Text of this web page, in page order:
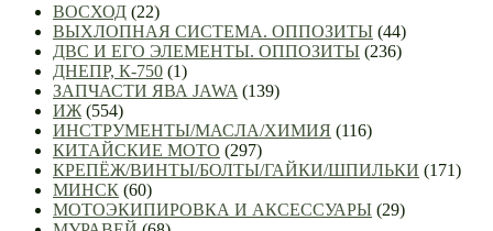
ВОСХОД (22)
ВЫХЛОПНАЯ СИСТЕМА. ОППОЗИТЫ (44)
ДВС И ЕГО ЭЛЕМЕНТЫ. ОППОЗИТЫ (236)
ДНЕПР, К-750 (1)
ЗАПЧАСТИ ЯВА JAWA (139)
ИЖ (554)
ИНСТРУМЕНТЫ/МАСЛА/ХИМИЯ (116)
КИТАЙСКИЕ МОТО (297)
КРЕПЁЖ/ВИНТЫ/БОЛТЫ/ГАЙКИ/ШПИЛЬКИ (171)
МИНСК (60)
МОТОЭКИПИРОВКА И АКСЕССУАРЫ (29)